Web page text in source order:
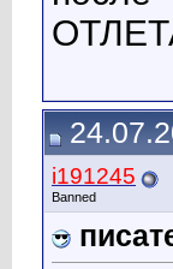
i191245
Banned